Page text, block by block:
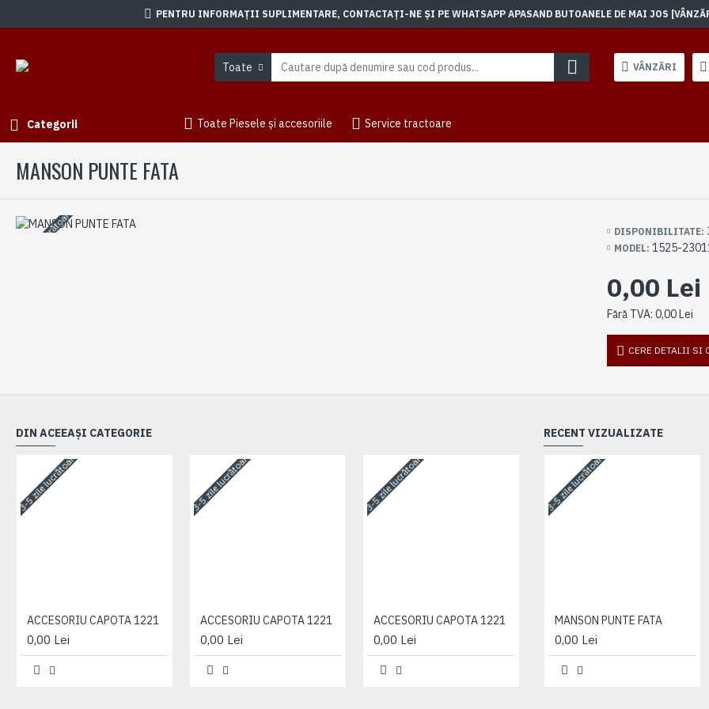
PENTRU INFORMAȚII SUPLIMENTARE, CONTACTAȚI-NE ȘI PE WHATSAPP APASAND BUTOANELE DE MAI JOS
Toate VÂNZĂRI
Categorii Toate Piesele și accesoriile Service tractoare
MANSON PUNTE FATA
3-5 zile lucrătoare DISPONIBILITATE:
MODEL: 1525-
0,00 Lei
Fără TVA: 0,00 Lei
CERE DETALII SI
DIN ACEEAȘI CATEGORIE
3-5 zile lucrătoare
ACCESORIU CAPOTA 1221
0,00 Lei
3-5 zile lucrătoare
ACCESORIU CAPOTA 1221
0,00 Lei
3-5 zile lucrătoare
ACCESORIU CAPOTA 1221
0,00 Lei
3-5 zile lucrătoare
ACCESORIU CAPOTA 1221
0,00 Lei
RECENT VIZUALIZATE
3-5 zile lucrătoare
MANSON PUNTE FATA
0,00 Lei